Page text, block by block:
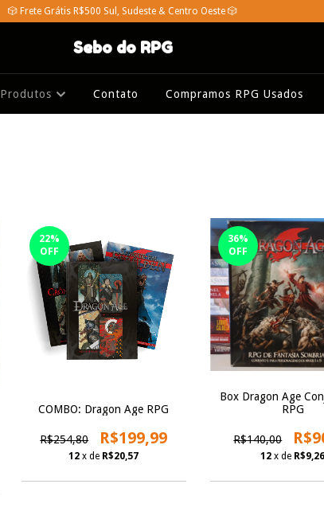
🎲 Frete Grátis R$500 Sul, Sudeste & Centro Oeste 🎲
Sebo do RPG
Produtos Contato Compramos RPG Usados
22%
OFF
COMBO: Dragon Age RPG
R$254,80 R$199,99
12 x de R$20,57
36%
OFF
Box Dragon Age
RPG
R$140,00
12 x de R$9,26